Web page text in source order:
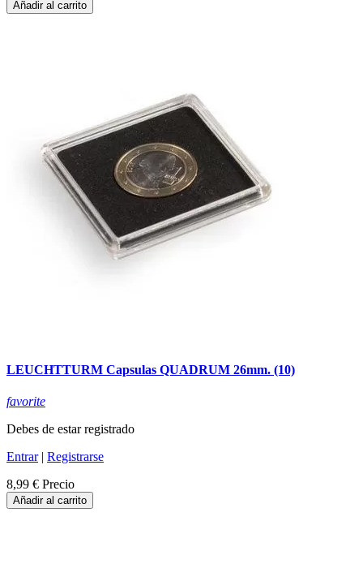
Añadir al carrito
LEUCHTTURM Capsulas QUADRUM 26mm. (10)
favorite
Debes de estar registrado
Entrar| Registrarse
8,99 € Precio
Añadir al carrito